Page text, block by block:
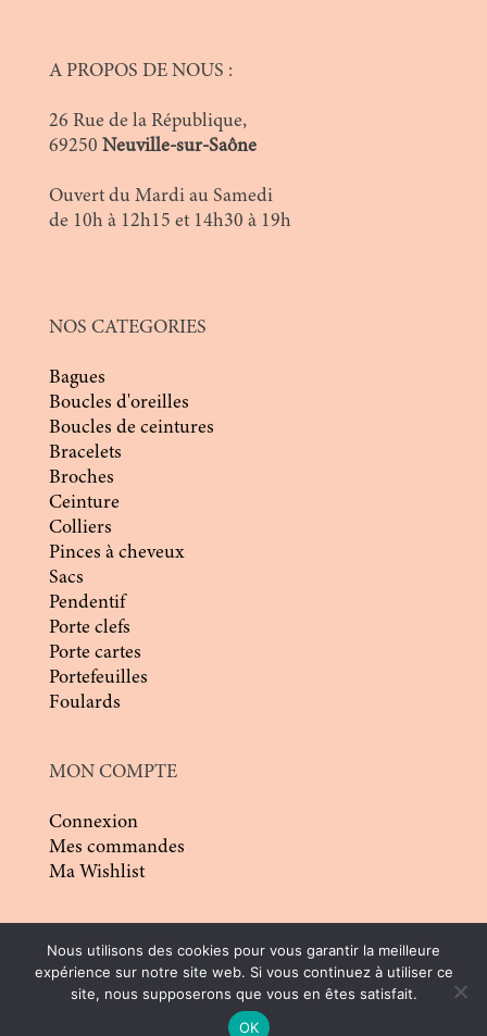
A PROPOS DE NOUS :
26 Rue de la République,
69250 Neuville-sur-Saône
Ouvert du Mardi au Samedi
de 10h à 12h15 et 14h30 à 19h
NOS CATEGORIES
Bagues
Boucles d'oreilles
Boucles de ceintures
Bracelets
Broches
Ceinture
Colliers
Pinces à cheveux
Sacs
Pendentif
Porte clefs
Porte cartes
Portefeuilles
Foulards
MON COMPTE
Connexion
Mes commandes
Ma Wishlist
© 2026 | Conception : Pommier Franck WD
Tous droits réservés | CGV
Nous utilisons des cookies pour vous garantir la meilleure
expérience sur notre site web. Si vous continuez à utiliser ce
site, nous supposerons que vous en êtes satisfait.
OK